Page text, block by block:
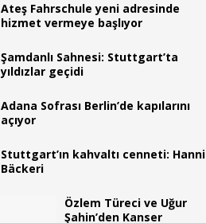
Ateş Fahrschule yeni adresinde
hizmet vermeye başlıyor
Şamdanlı Sahnesi: Stuttgart’ta
yıldızlar geçidi
Adana Sofrası Berlin’de kapılarını
açıyor
Stuttgart’ın kahvaltı cenneti: Hanni
Bäckeri
Özlem Türeci ve Uğur
Şahin’den Kanser